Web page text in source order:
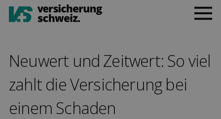
Neuwert und Zeitwert: So viel
zahlt die Ver­sicherung bei
einem Schaden